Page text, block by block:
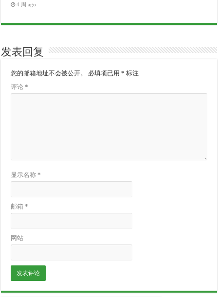
4 周 ago
发表回复
您的邮箱地址不会被公开。 必填项已用* 标注
评论*
显示名称*
邮箱*
网站